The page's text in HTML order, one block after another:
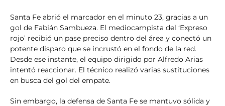
Santa Fe abrió el marcador en el minuto 23, gracias a un
gol de Fabián Sambueza. El mediocampista del ‘Expreso
rojo’ recibió un pase preciso dentro del área y conectó un
potente disparo que se incrustó en el fondo de la red.
Desde ese instante, el equipo dirigido por Alfredo Arias
intentó reaccionar. El técnico realizó varias sustituciones
en busca del gol del empate.
Sin embargo, la defensa de Santa Fe se mantuvo sólida y